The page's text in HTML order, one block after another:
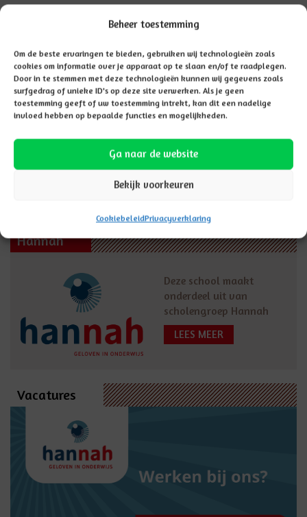
Beheer toestemming
Om de beste ervaringen te bieden, gebruiken wij technologieën zoals
cookies om informatie over je apparaat op te slaan en/of te raadplegen.
Door in te stemmen met deze technologieën kunnen wij gegevens zoals
surfgedrag of unieke ID's op deze site verwerken. Als je geen
toestemming geeft of uw toestemming intrekt, kan dit een nadelige
invloed hebben op bepaalde functies en mogelijkheden.
Ga naar de website
Bekijk voorkeuren
CookiebeleidPrivacyverklaring
Klik hier voor meer
informatie over het
aanmelden van uw
Hannah
Deze school maakt
onderdeel uit van
scholengroep Hannah
LEES MEER
Vacatures